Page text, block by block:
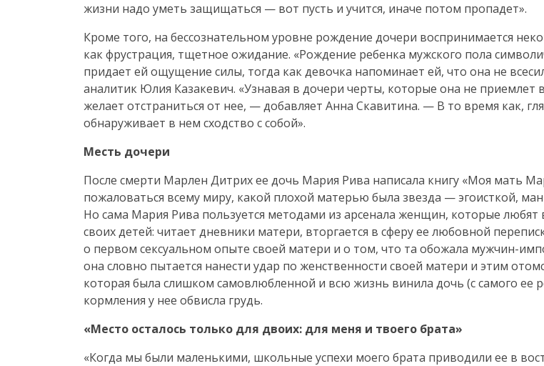
жизни надо уметь защищаться — вот пусть и учится, иначе потом пропадет».
Кроме того, на бессознательном уровне рождение дочери воспринимается
как фрустрация, тщетное ожидание. «Рождение ребенка мужского пола
придает ей ощущение силы, тогда как девочка напоминает ей, что она не
аналитик Юлия Казакевич. «Узнавая в дочери черты, которые она не приемлет
желает отстраниться от нее, — добавляет Анна Скавитина. — В то время как,
обнаруживает в нем сходство с собой».
Месть дочери
После смерти Марлен Дитрих ее дочь Мария Рива написала книгу «Моя мать
пожаловаться всему миру, какой плохой матерью была звезда — эгоисткой,
Но сама Мария Рива пользуется методами из арсенала женщин, которые
своих детей: читает дневники матери, вторгается в сферу ее любовной
о первом сексуальном опыте своей матери и о том, что та обожала мужчин-
она словно пытается нанести удар по женственности своей матери и этим
которая была слишком самовлюбленной и всю жизнь винила дочь (с самого ее
кормления у нее обвисла грудь.
«Место осталось только для двоих: для меня и твоего брата»
«Когда мы были маленькими, школьные успехи моего брата приводили ее в